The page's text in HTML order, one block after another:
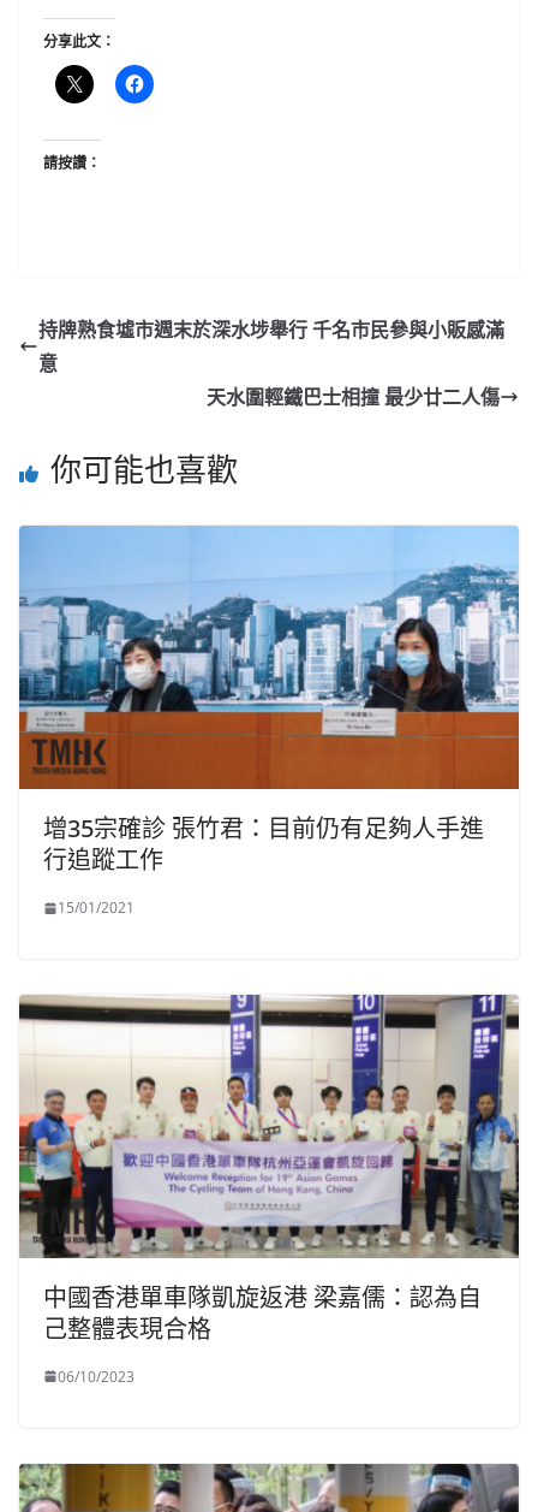
分享此文：
請按讚：
持牌熟食墟市週末於深水埗舉行 千名市民參與小販感滿
意
天水圍輕鐵巴士相撞 最少廿二人傷
你可能也喜歡
增35宗確診 張竹君：目前仍有足夠人手進
行追蹤工作
15/01/2021
中國香港單車隊凱旋返港 梁嘉儒：認為自
己整體表現合格
06/10/2023